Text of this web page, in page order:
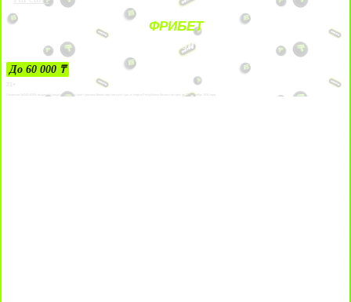
ФРИБЕТ
ЗА ДЕПОЗИТЫ
До 60 000 ₸
21+
Лицензии №24514359, выданной комитетом индустрии туризма Министерства культуры и спорта Республики Казахстан срок до 27 сентября 2034 года.